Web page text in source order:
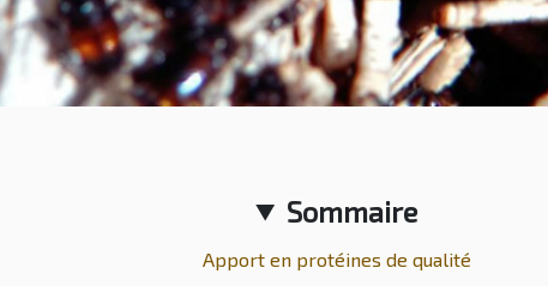
Sommaire
Apport en protéines de qualité